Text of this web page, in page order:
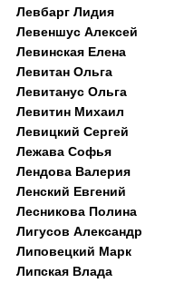
Левбарг Лидия
Левеншус Алексей
Левинская Елена
Левитан Ольга
Левитанус Ольга
Левитин Михаил
Левицкий Сергей
Лежава Софья
Лендова Валерия
Ленский Евгений
Лесникова Полина
Лигусов Александр
Липовецкий Марк
Липская Влада